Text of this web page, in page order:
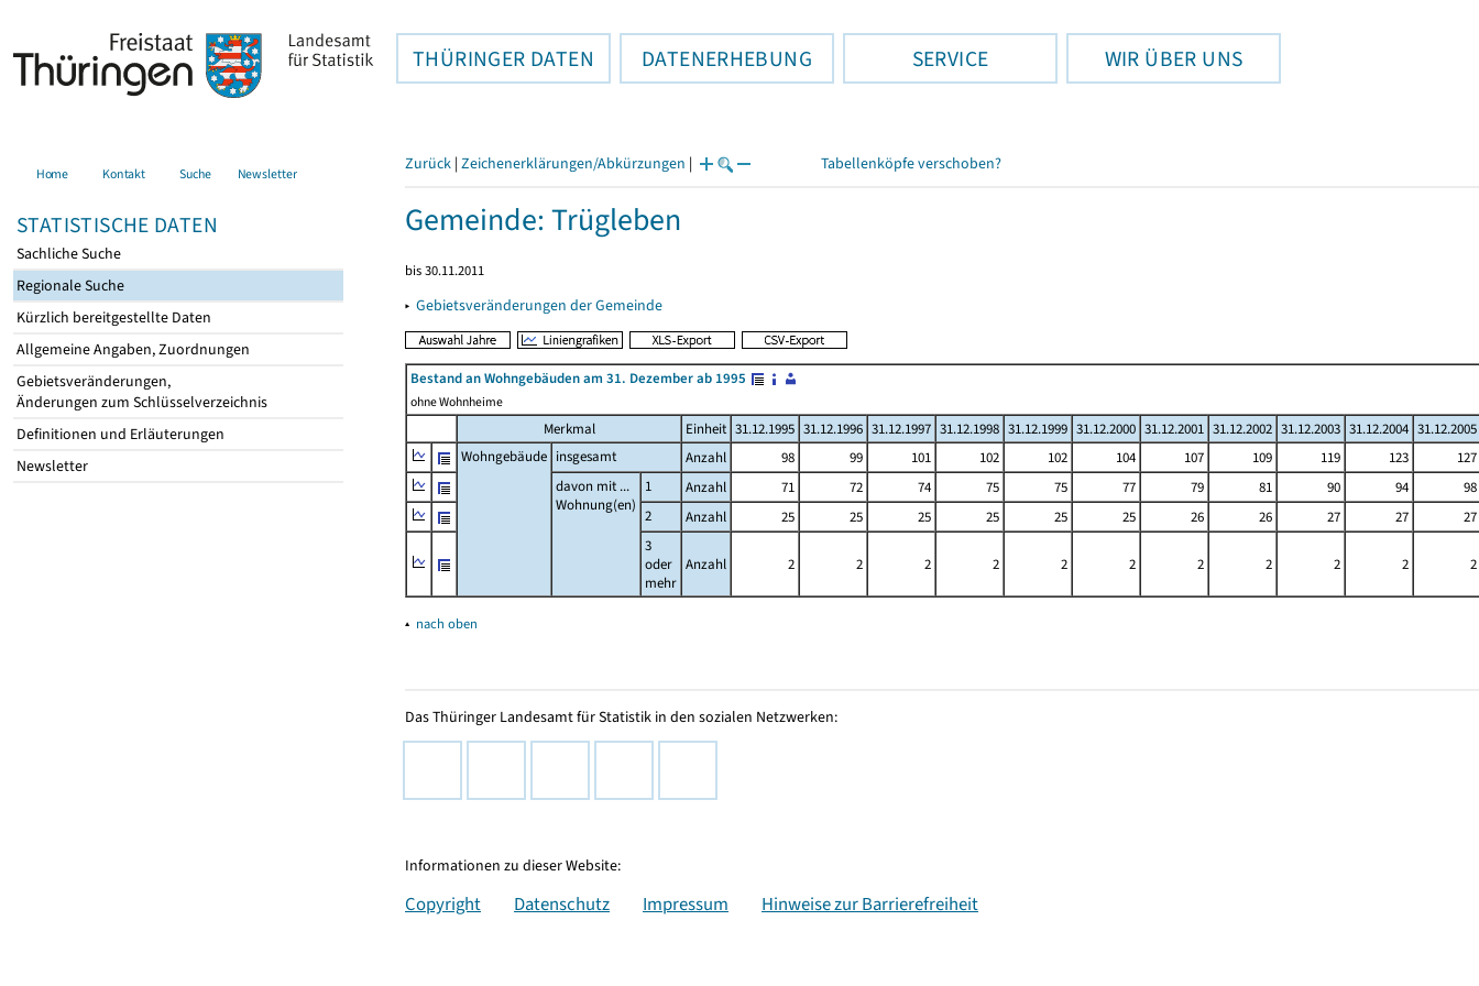
THÜRINGER DATEN DATENERHEBUNG SERVICE WIR ÜBER UNS
Home Kontakt Suche Newsletter
STATISTISCHE DATEN
Sachliche Suche
Regionale Suche
Kürzlich bereitgestellte Daten
Allgemeine Angaben, Zuordnungen
Gebietsveränderungen,
Änderungen zum Schlüsselverzeichnis
Definitionen und Erläuterungen
Newsletter
Zurück | Zeichenerklärungen/Abkürzungen | Tabellenköpfe verschoben?
Gemeinde: Trügleben
bis 30.11.2011
▸ Gebietsveränderungen der Gemeinde
Bestand an Wohngebäuden am 31. Dezember ab 1995
ohne Wohnheime
Merkmal Einheit 31.12.1995 31.12.1996 31.12.1997 31.12.1998 31.12.1999 31.12.2000 31.12.2001 31.12.2002 31.12.2003 31.12.2004 31.12.2005
Wohngebäude insgesamt Anzahl 98 99 101 102 102 104 107 109 119 123
127
davon mit ...
Wohnung(en)
1 Anzahl 71 72 74 75 75 77 79 81 90 94
98
2
Anzahl 25 25 25 25 25 25 26 26 27 27
27
3
oder
mehr
Anzahl 2 2 2 2 2 2 2 2 2 2 2
▴ nach oben
Das Thüringer Landesamt für Statistik in den sozialen Netzwerken:
Informationen zu dieser Website:
Copyright Datenschutz Impressum Hinweise zur Barrierefreiheit